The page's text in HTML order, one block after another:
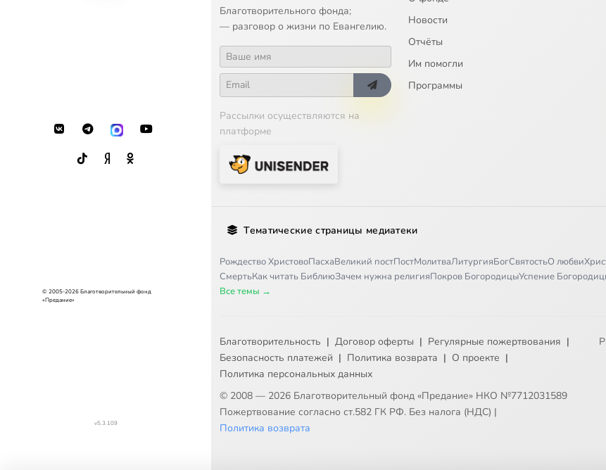
© 2005-2026 Благотворительный фонд
«Предание»
v5.3.109
Благотворительного фонда;
— разговор о жизни по Евангелию.
Рассылки осуществляются на
платформе
Новости
Отчёты
Им помогли
Программы
Тематические страницы медиатеки
Рождество ХристовоПасхаВеликий постПостМолитваЛитургияБогСвятостьО любви
СмертьКак читать БиблиюЗачем нужна религияПокров БогородицыУспение
Все темы →
Благотворительность | Договор оферты | Регулярные пожертвования |
Безопасность платежей | Политика возврата | О проекте |
Политика персональных данных
© 2008 — 2026 Благотворительный фонд «Предание» НКО №7712031589
Пожертвование согласно ст.582 ГК РФ. Без налога (НДС) |
Политика возврата